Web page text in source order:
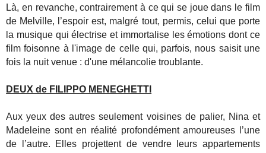
Là, en revanche, contrairement à ce qui se joue dans le film
de Melville, l’espoir est, malgré tout, permis, celui que porte
la musique qui électrise et immortalise les émotions dont ce
film foisonne à l'image de celle qui, parfois, nous saisit une
fois la nuit venue : d'une mélancolie troublante.
DEUX de FILIPPO MENEGHETTI
Aux yeux des autres seulement voisines de palier, Nina et
Madeleine sont en réalité profondément amoureuses l’une
de l’autre. Elles projettent de vendre leurs appartements